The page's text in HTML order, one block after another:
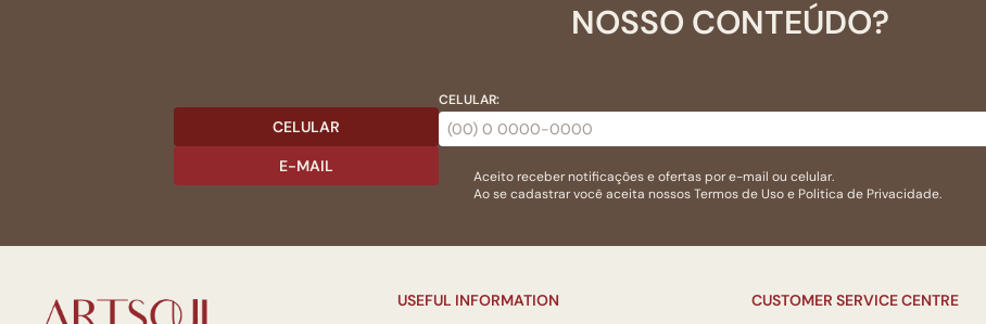
NOSSO CONTEÚDO?
CELULAR
E-MAIL
CELULAR:
Aceito receber notificações e ofertas por e-mail ou celular.
Ao se cadastrar você aceita nossosTermos de Usoe Politica de Privacidade.
USEFUL INFORMATION CUSTOMER SERVICE CENTRE